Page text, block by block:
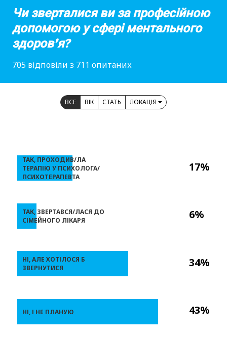
Чи зверталися ви за професійною
допомогою у сфері ментального
здоров’я?
705 відповіли з 711 опитаних
ВСЕ ВІК СТАТЬ ЛОКАЦІЯ
17%
6%
34%
43%
ТАК, ПРОХОДИВ/ЛА
ТЕРАПІЮ У ПСИХОЛОГА/
ПСИХОТЕРАПЕВТА
ТАК, ЗВЕРТАВСЯ/ЛАСЯ ДО
СІМЕЙНОГО ЛІКАРЯ
НІ, АЛЕ ХОТІЛОСЯ Б
ЗВЕРНУТИСЯ
НІ, І НЕ ПЛАНУЮ